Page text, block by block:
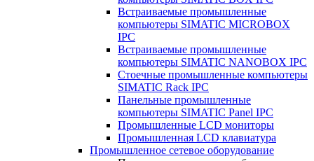
Встраиваемые промышленные
компьютеры SIMATIC MICROBOX
IPC
Встраиваемые промышленные
компьютеры SIMATIC NANOBOX IPC
Стоечные промышленные компьютеры
SIMATIC Rack IPC
Панельные промышленные
компьютеры SIMATIC Panel IPC
Промышленные LCD мониторы
Промышленная LCD клавиатура
Промышленное сетевое оборудование